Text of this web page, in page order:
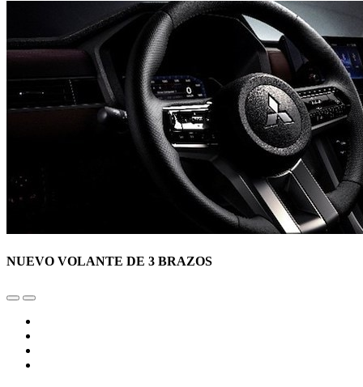
NUEVO VOLANTE DE 3 BRAZOS